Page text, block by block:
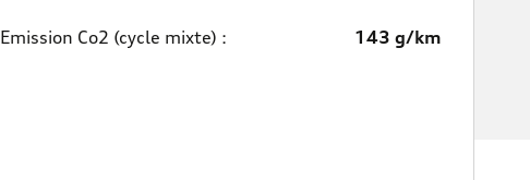
Emission Co2 (cycle mixte) : 143 g/km